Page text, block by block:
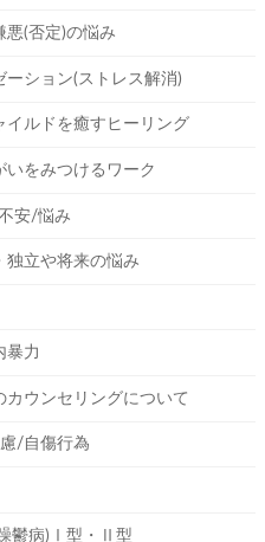
悪(否定)の悩み
ーション(ストレス解消)
イルドを癒すヒーリング
いをみつけるワーク
安/悩み
独立や将来の悩み
暴力
カウンセリングについて
/自傷行為
鬱病)Ⅰ型・Ⅱ型